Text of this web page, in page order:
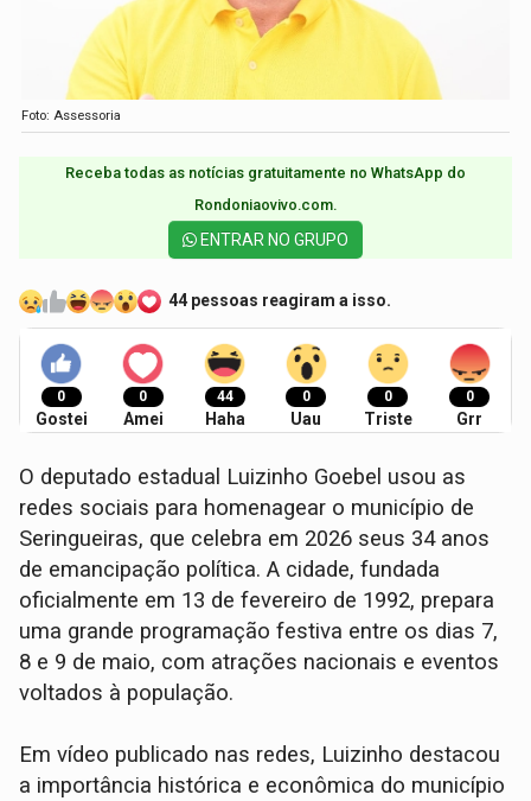
Foto: Assessoria
Receba todas as notícias gratuitamente no WhatsApp do
Rondoniaovivo.com.​
ENTRAR NO GRUPO
44 pessoas reagiram a isso.
0
Gostei
0
Amei
44
Haha
0
Uau
0
Triste
0
Grr
O deputado estadual Luizinho Goebel usou as
redes sociais para homenagear o município de
Seringueiras, que celebra em 2026 seus 34 anos
de emancipação política. A cidade, fundada
oficialmente em 13 de fevereiro de 1992, prepara
uma grande programação festiva entre os dias 7,
8 e 9 de maio, com atrações nacionais e eventos
voltados à população.
Em vídeo publicado nas redes, Luizinho destacou
a importância histórica e econômica do município